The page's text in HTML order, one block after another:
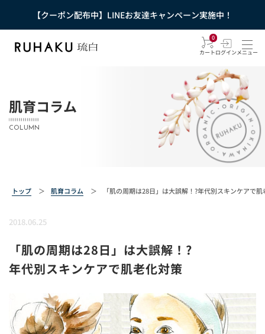
【クーポン配布中】LINEお友達キャンペーン実施中！
0
カートログインメニュー
肌育コラム
COLUMN
トップ ＞ 肌育コラム ＞ 「肌の周期は28日」は大誤解！?年代別スキンケアで
2018.06.25
「肌の周期は28日」は大誤解！?
年代別スキンケアで肌老化対策